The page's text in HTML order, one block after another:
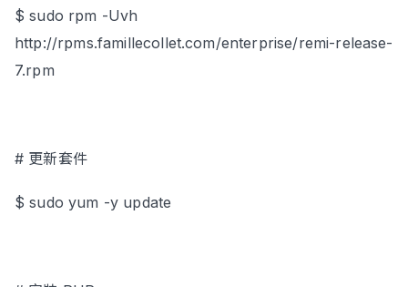
$ sudo rpm -Uvh
http://rpms.famillecollet.com/enterprise/remi-release-
7.rpm
# 更新套件
$ sudo yum -y update